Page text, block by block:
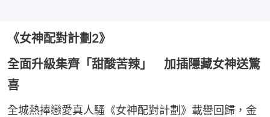
《女神配對計劃2》
全面升級集齊「甜酸苦辣」 加插隱藏女神送驚
喜
全城熱捧戀愛真人騷《女神配對計劃》載譽回歸，金